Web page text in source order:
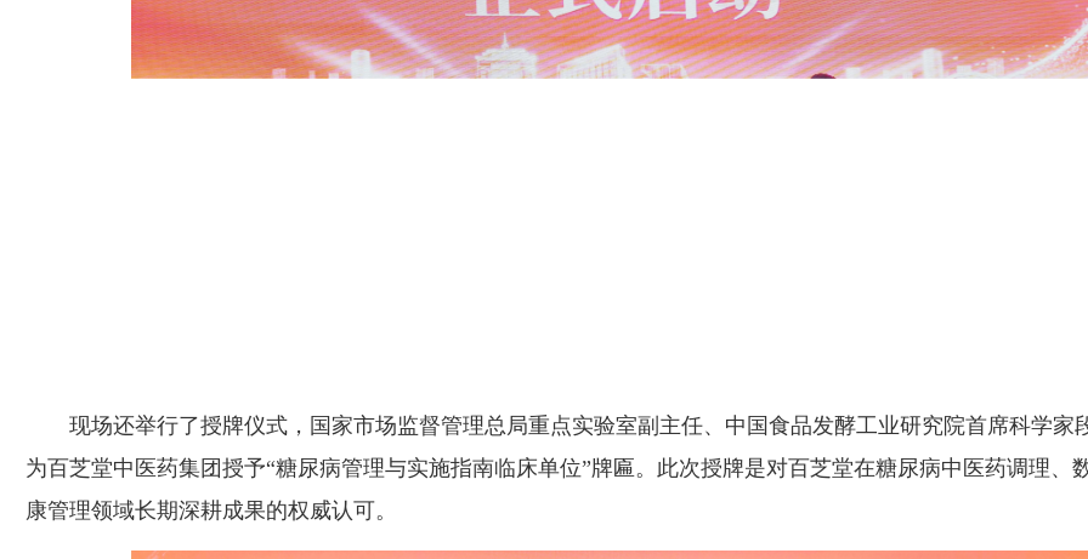
现场还举行了授牌仪式，国家市场监督管理总局重点实验室副主任、中国食品发酵工业研究院首席科学家
为百芝堂中医药集团授予“糖尿病管理与实施指南临床单位”牌匾。此次授牌是对百芝堂在糖尿病中医药调理、
康管理领域长期深耕成果的权威认可。